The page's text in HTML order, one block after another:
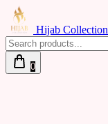
Hijab Collection
0